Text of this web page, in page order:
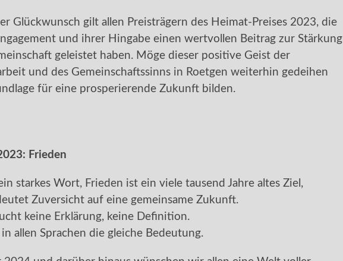
Glückwunsch gilt allen Preisträgern des Heimat-Preises 2023, die
und ihrer Hingabe einen wertvollen Beitrag zur Stärkung
geleistet haben. Möge dieser positive Geist der
und des Gemeinschaftssinns in Roetgen weiterhin gedeihen
für eine prosperierende Zukunft bilden.
Frieden
starkes Wort, Frieden ist ein viele tausend Jahre altes Ziel,
Zuversicht auf eine gemeinsame Zukunft.
keine Erklärung, keine Definition.
allen Sprachen die gleiche Bedeutung.